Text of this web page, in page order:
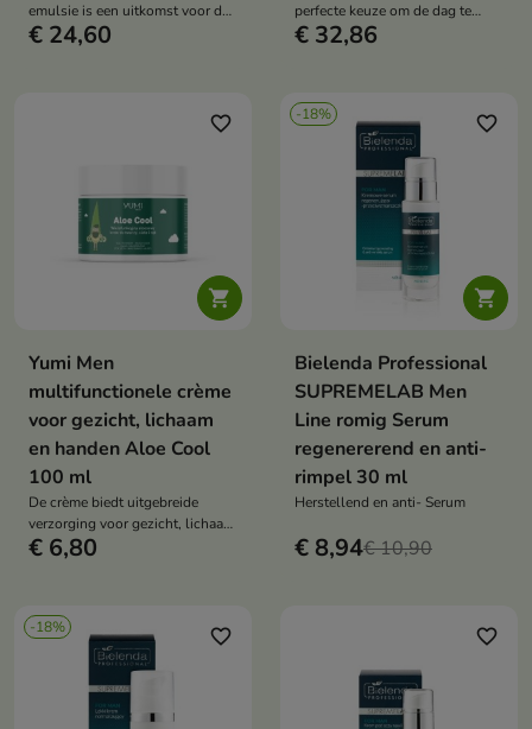
emulsie is een uitkomst voor de
geïrriteerde, trekkerige en rode
€ 24,60
perfecte keuze om de dag te
beginnen en biedt veelzijdige
€ 32,86

favorite_border
Yumi Men
multifunctionele crème
voor gezicht, lichaam
en handen Aloe Cool
100 ml
De crème biedt uitgebreide
verzorging voor gezicht, lichaam
en handen
€ 6,80
-18%

favorite_border
Bielenda Professional
SUPREMELAB Men
Line romig Serum
regenererend en anti-
rimpel 30 ml
Herstellend en anti- Serum
€ 8,94€ 10,90
-18% favorite_border favorite_border